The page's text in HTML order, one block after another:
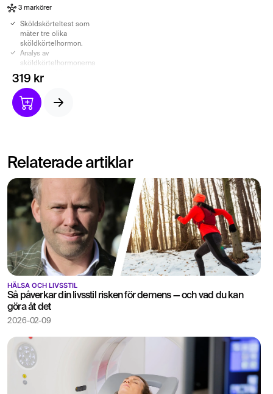
3 markörer
Sköldskörteltest som
mäter tre olika
sköldkörtelhormon.
Analys av
sköldkörtelhormonerna
T3, T4 och TSH.
Ger dig insikt om en
eventuell obalans av dina
sköldkörtelhormoner.
Identifierar om du har en
319 kr
Relaterade artiklar
HÄLSA OCH LIVSSTIL
Så påverkar din livsstil risken för demens — och vad du kan
göra åt det
2026-02-09